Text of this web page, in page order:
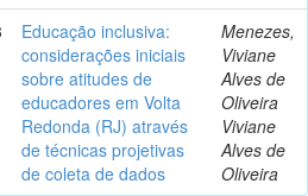
Educação inclusiva:
considerações iniciais
sobre atitudes de
educadores em Volta
Redonda (RJ) através
de técnicas projetivas
de coleta de dados
Menezes,
Viviane
Alves de
Oliveira
Viviane
Alves de
Oliveira